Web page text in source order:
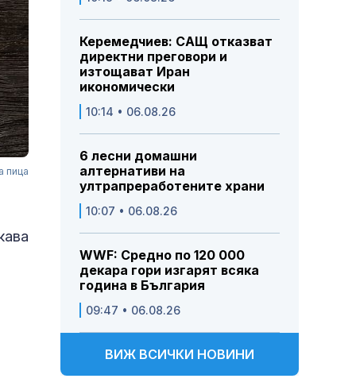
пица
Керемедчиев: САЩ отказват
директни преговори и
изтощават Иран
икономически
10:14 • 06.08.26
6 лесни домашни
алтернативи на
ултрапреработените храни
10:07 • 06.08.26
WWF: Средно по 120 000
декара гори изгарят всяка
година в България
09:47 • 06.08.26
ВИЖ ВСИЧКИ НОВИНИ